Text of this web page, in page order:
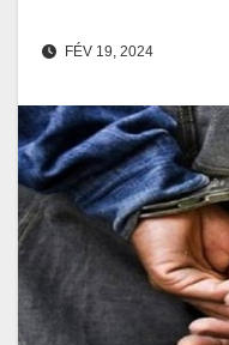
FÉV 19, 2024